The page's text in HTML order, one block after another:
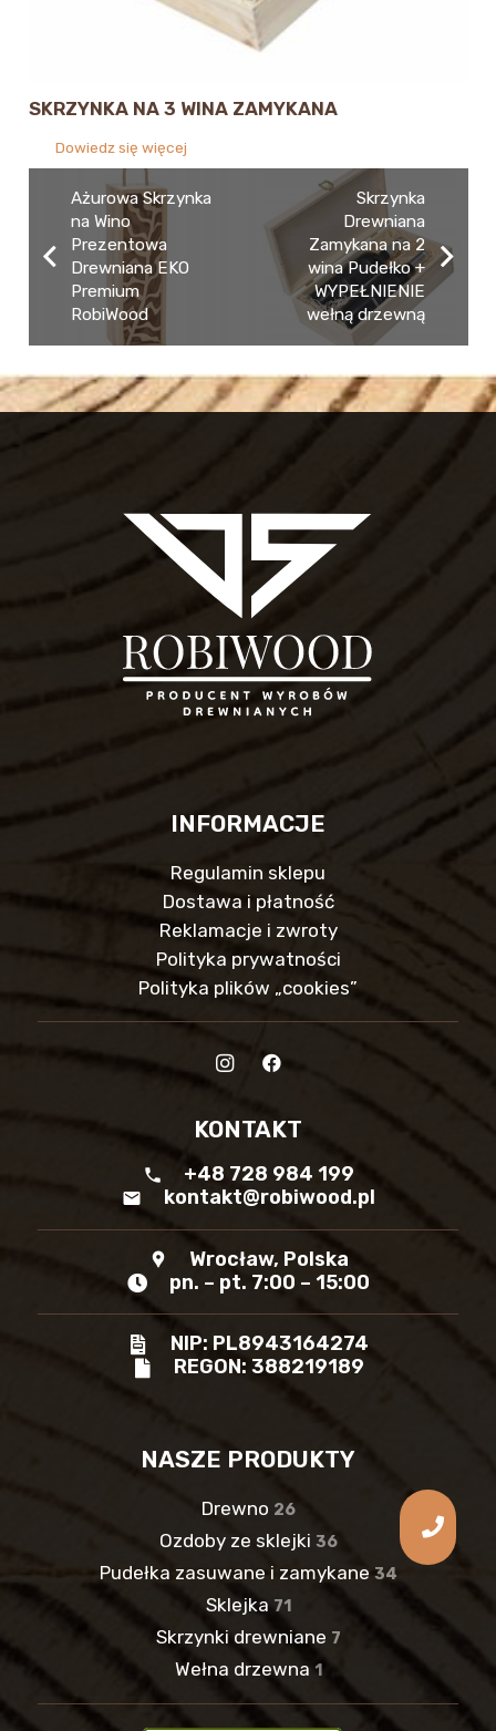
SKRZYNKA NA 3 WINA ZAMYKANA
Dowiedz się więcej
Ażurowa Skrzynka
na Wino
Prezentowa
Drewniana EKO
Premium
RobiWood
Skrzynka
Drewniana
Zamykana na 2
wina Pudełko +
WYPEŁNIENIE
wełną drzewną
INFORMACJE
Regulamin sklepu
Dostawa i płatność
Reklamacje i zwroty
Polityka prywatności
Polityka plików „cookies”
KONTAKT
phone +48 728 984 199
mail kontakt@robiwood.pl
location_pin
Wrocław, Polska
pn. – pt. 7:00 – 15:00
NIP: PL8943164274
REGON: 388219189
NASZE PRODUKTY
Drewno 26
Ozdoby ze sklejki 36
Pudełka zasuwane i zamykane 34
Sklejka 71
Skrzynki drewniane 7
Wełna drzewna 1